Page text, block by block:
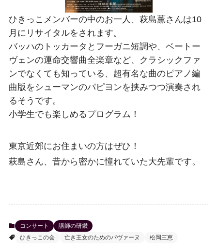
ひきっこメンバーの中のお一人、萩島薫さんは10
月にリサイタルをされます。
バッハのトッカータとフーガニ短調や、ベートー
ヴェンの運命交響曲全楽章など、クラシックファ
ンでなくても知っている、超有名な曲のピアノ編
曲版をシューマンのパピヨンを挟みつつ演奏され
るそうです。
小学生でも楽しめるプログラム！
東京近郊にお住まいの方はぜひ！
萩島さん、昔から密かに憧れていた大先輩です。
コンサート
講師の研鑽
ひきっこの会
亡き王女のためのパヴァーヌ 松岡三恵